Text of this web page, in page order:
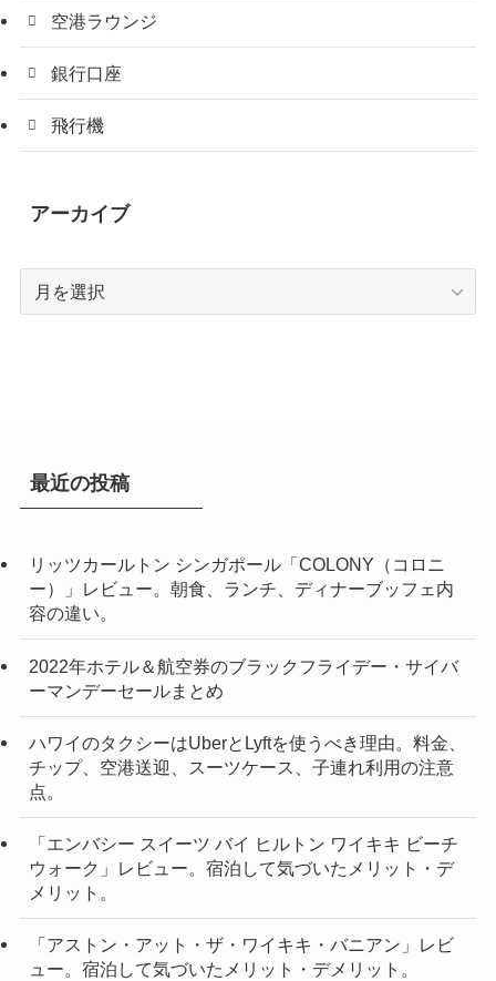
空港ラウンジ
銀行口座
飛行機
アーカイブ
最近の投稿
リッツカールトン シンガポール「COLONY（コロニ
ー）」レビュー。朝食、ランチ、ディナーブッフェ内
容の違い。
2022年ホテル＆航空券のブラックフライデー・サイバ
ーマンデーセールまとめ
ハワイのタクシーはUberとLyftを使うべき理由。料金、
チップ、空港送迎、スーツケース、子連れ利用の注意
点。
「エンバシー スイーツ バイ ヒルトン ワイキキ ビーチ
ウォーク」レビュー。宿泊して気づいたメリット・デ
メリット。
「アストン・アット・ザ・ワイキキ・バニアン」レビ
ュー。宿泊して気づいたメリット・デメリット。